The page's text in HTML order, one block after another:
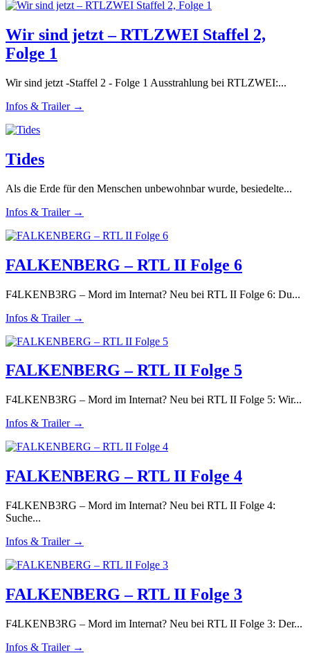
Wir sind jetzt – RTLZWEI Staffel 2,
Folge 1
Wir sind jetzt -Staffel 2 - Folge 1 Ausstrahlung bei RTLZWEI:...
Infos & Trailer →
Tides
Als die Erde für den Menschen unbewohnbar wurde, besiedelte...
Infos & Trailer →
FALKENBERG – RTL II Folge 6
F4LKENB3RG – Mord im Internat? Neu bei RTL II Folge 6: Du...
Infos & Trailer →
FALKENBERG – RTL II Folge 5
F4LKENB3RG – Mord im Internat? Neu bei RTL II Folge 5: Wir...
Infos & Trailer →
FALKENBERG – RTL II Folge 4
F4LKENB3RG – Mord im Internat? Neu bei RTL II Folge 4:
Suche...
Infos & Trailer →
FALKENBERG – RTL II Folge 3
F4LKENB3RG – Mord im Internat? Neu bei RTL II Folge 3: Der...
Infos & Trailer →